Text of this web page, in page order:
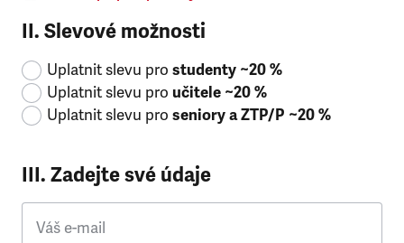
II. Slevové možnosti
Uplatnit slevu pro studenty ~20 %
Uplatnit slevu pro učitele ~20 %
Uplatnit slevu pro seniory a ZTP/P ~20 %
III. Zadejte své údaje
Váš e-mail